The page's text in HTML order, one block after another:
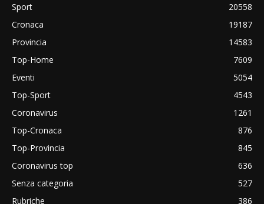
Sport
20558
Cronaca
19187
Provincia
14583
Top-Home
7609
Eventi
5054
Top-Sport
4543
Coronavirus
1261
Top-Cronaca
876
Top-Provincia
845
Coronavirus top
636
Senza categoria
527
Rubriche
386